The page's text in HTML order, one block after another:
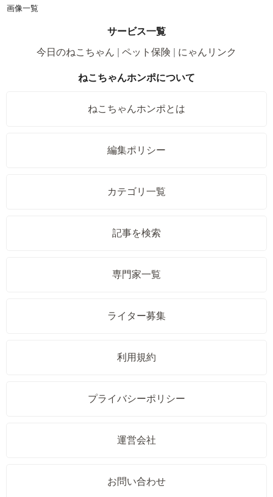
画像一覧
サービス一覧
今日のねこちゃん
ペット保険 にゃんリンク
ねこちゃんホンポについて
ねこちゃんホンポとは
編集ポリシー
カテゴリ一覧
記事を検索
専門家一覧
ライター募集
利用規約
プライバシーポリシー
運営会社
お問い合わせ